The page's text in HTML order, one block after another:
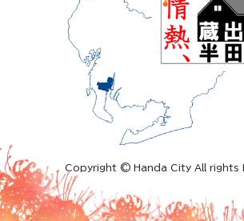
Copyright © Handa City All rights